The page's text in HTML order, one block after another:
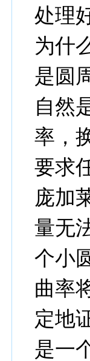
处理
为什
是圆
自然
率，
要求
庞加
量无
个小
曲率
定地
是一